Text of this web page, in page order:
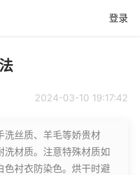
登录
2024-03-10 19:17:42
洗丝质、羊毛等娇贵材
洗材质。注意特殊材质如
色衬衣防染色。烘干时避